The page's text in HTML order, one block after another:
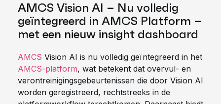
AMCS Vision AI – Nu volledig
geïntegreerd in AMCS Platform –
met een nieuw insight dashboard
AMCS Vision AI is nu volledig geïntegreerd in het
AMCS-platform, wat betekent dat overvul- en
verontreinigingsgebeurtenissen die door Vision AI
worden geregistreerd, rechtstreeks in de